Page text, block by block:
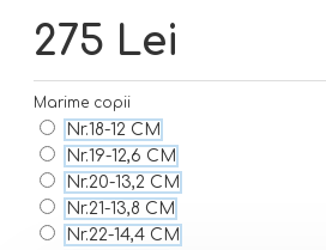
275 Lei
Marime copii
Nr.18-12 CM
Nr.19-12,6 CM
Nr.20-13,2 CM
Nr.21-13,8 CM
Nr.22-14,4 CM